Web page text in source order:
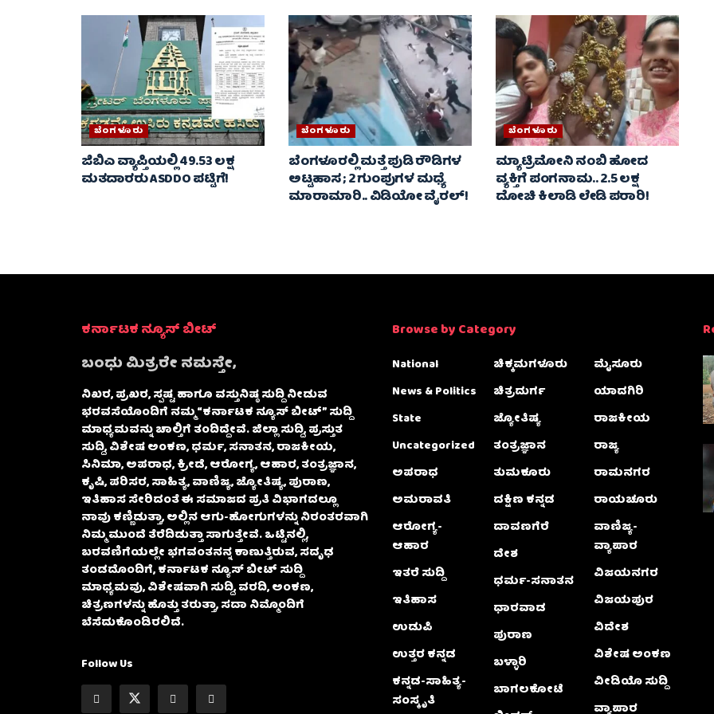
ಬೆಂಗಳೂರು
ಜಿಬಿಎ ವ್ಯಾಪ್ತಿಯಲ್ಲಿ 49.53 ಲಕ್ಷ
ಮತದಾರರು ASDDO ಪಟ್ಟಿಗೆ!
ಬೆಂಗಳೂರು
ಬೆಂಗಳೂರಲ್ಲಿ ಮತ್ತೆ ಪುಡಿ ರೌಡಿಗಳ
ಅಟ್ಟಹಾಸ ; 2 ಗುಂಪುಗಳ ಮಧ್ಯೆ
ಮಾರಾಮಾರಿ.. ವಿಡಿಯೋ ವೈರಲ್‌!
ಬೆಂಗಳೂರು
ಮ್ಯಾಟ್ರಿಮೋನಿ ನಂಬಿ ಹೋದ
ವ್ಯಕ್ತಿಗೆ ಪಂಗನಾಮ.. 2.5 ಲಕ್ಷ
ದೋಚಿ ಕಿಲಾಡಿ ಲೇಡಿ ಪರಾರಿ!
ಕರ್ನಾಟಕ ನ್ಯೂಸ್ ಬೀಟ್
ಬಂಧು ಮಿತ್ರರೇ ನಮಸ್ತೇ,
ನಿಖರ, ಪ್ರಖರ, ಸ್ಪಷ್ಟ ಹಾಗೂ ವಸ್ತುನಿಷ್ಠ ಸುದ್ದಿ ನೀಡುವ
ಭರವಸೆಯೊಂದಿಗೆ ನಮ್ಮ “ಕರ್ನಾಟಕ ನ್ಯೂಸ್ ಬೀಟ್” ಸುದ್ದಿ
ಮಾಧ್ಯಮವನ್ನು ಚಾಲ್ತಿಗೆ ತಂದಿದ್ದೇವೆ. ಜಿಲ್ಲಾ ಸುದ್ದಿ, ಪ್ರಸ್ತುತ
ಸುದ್ದಿ, ವಿಶೇಷ ಅಂಕಣ, ಧರ್ಮ, ಸನಾತನ, ರಾಜಕೀಯ,
ಸಿನಿಮಾ, ಅಪರಾಧ, ಕ್ರೀಡೆ, ಆರೋಗ್ಯ, ಆಹಾರ, ತಂತ್ರಜ್ಞಾನ,
ಕೃಷಿ, ಪರಿಸರ, ಸಾಹಿತ್ಯ, ವಾಣಿಜ್ಯ, ಜ್ಯೋತಿಷ್ಯ, ಪುರಾಣ,
ಇತಿಹಾಸ ಸೇರಿದಂತೆ ಈ ಸಮಾಜದ ಪ್ರತಿ ವಿಭಾಗದಲ್ಲೂ
ನಾವು ಕಣ್ಣಿಡುತ್ತಾ, ಅಲ್ಲಿನ ಆಗು-ಹೋಗುಗಳನ್ನು ನಿರಂತರವಾಗಿ
ನಿಮ್ಮ ಮುಂದೆ ತೆರೆದಿಡುತ್ತಾ ಸಾಗುತ್ತೇವೆ. ಒಟ್ಟಿನಲ್ಲಿ,
ಬರವಣಿಗೆಯಲ್ಲೇ ಭಗವಂತನನ್ನ ಕಾಣುತ್ತಿರುವ, ಸದೃಢ
ತಂಡದೊಂದಿಗೆ, ಕರ್ನಾಟಕ ನ್ಯೂಸ್ ಬೀಟ್ ಸುದ್ದಿ
ಮಾಧ್ಯಮವು, ವಿಶೇಷವಾಗಿ ಸುದ್ದಿ, ವರದಿ, ಅಂಕಣ,
ಚಿತ್ರಣಗಳನ್ನು ಹೊತ್ತು ತರುತ್ತಾ, ಸದಾ ನಿಮ್ಮೊಂದಿಗೆ
ಬೆಸೆದುಕೊಂಡಿರಲಿದೆ.
Follow Us
Browse by Category
National
News & Politics
State
Uncategorized
ಅಪರಾಧ
ಅಮರಾವತಿ
ಆರೋಗ್ಯ-
ಆಹಾರ
ಇತರೆ ಸುದ್ದಿ
ಇತಿಹಾಸ
ಉಡುಪಿ
ಉತ್ತರ ಕನ್ನಡ
ಕನ್ನಡ-ಸಾಹಿತ್ಯ-
ಸಂಸ್ಕೃತಿ
ಚಿಕ್ಕಮಗಳೂರು
ಚಿತ್ರದುರ್ಗ
ಜ್ಯೋತಿಷ್ಯ
ತಂತ್ರಜ್ಞಾನ
ತುಮಕೂರು
ದಕ್ಷಿಣ ಕನ್ನಡ
ದಾವಣಗೆರೆ
ದೇಶ
ಧರ್ಮ-ಸನಾತನ
ಧಾರವಾಡ
ಪುರಾಣ
ಬಳ್ಳಾರಿ
ಬಾಗಲಕೋಟೆ
ಮೈಸೂರು
ಯಾದಗಿರಿ
ರಾಜಕೀಯ
ರಾಜ್ಯ
ರಾಮನಗರ
ರಾಯಚೂರು
ವಾಣಿಜ್ಯ-
ವ್ಯಾಪಾರ
ವಿಜಯನಗರ
ವಿಜಯಪುರ
ವಿದೇಶ
ವಿಶೇಷ ಅಂಕಣ
ವೀಡಿಯೊ ಸುದ್ದಿ
ವ್ಯಾಪಾರ